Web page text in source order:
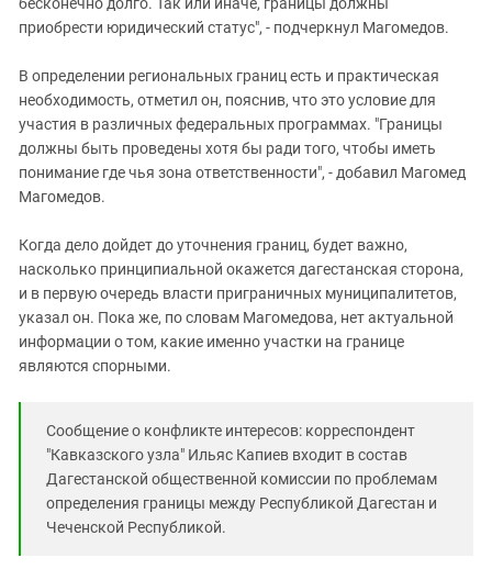
приобрести юридический статус", - подчеркнул Магомедов.
В определении региональных границ есть и практическая
необходимость, отметил он, пояснив, что это условие для
участия в различных федеральных программах. "Границы
должны быть проведены хотя бы ради того, чтобы иметь
понимание где чья зона ответственности", - добавил Магомед
Магомедов.
Когда дело дойдет до уточнения границ, будет важно,
насколько принципиальной окажется дагестанская сторона,
и в первую очередь власти приграничных муниципалитетов,
указал он. Пока же, по словам Магомедова, нет актуальной
информации о том, какие именно участки на границе
являются спорными.
Сообщение о конфликте интересов: корреспондент
"Кавказского узла" Ильяс Капиев входит в состав
Дагестанской общественной комиссии по проблемам
определения границы между Республикой Дагестан и
Чеченской Республикой.